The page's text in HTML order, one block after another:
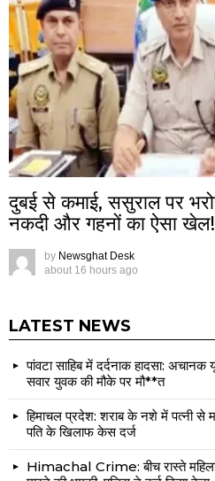
दुबई से कमाई, ससुराल पर
नकदी और गहनों का ऐसा खेल!
by Newsghat Desk
about 16 hours ago
LATEST NEWS
पांवटा साहिब में दर्दनाक हादसा:
सवार युवक की मौके पर मौ**त
हिमाचल प्रदेश: शराब के नशे में पत्नी से
पति के खिलाफ केस दर्ज
Himachal Crime: बीच रास्ते